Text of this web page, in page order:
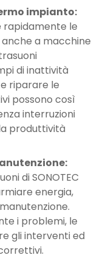
impianto:
rapidamente le
a macchine
di inattività
riparare le
possono così
interruzioni
produttività
di SONOTEC
energia,
i problemi, le
gli interventi ed